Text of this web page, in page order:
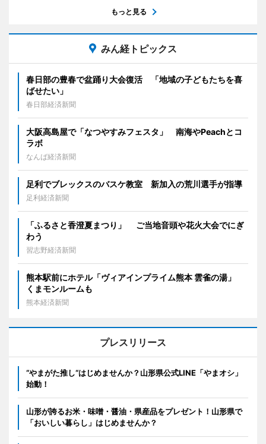
もっと見る
みん経トピックス
春日部の豊春で盆踊り大会復活 「地域の子どもたちを喜
ばせたい」
春日部経済新聞
大阪高島屋で「なつやすみフェスタ」 南海やPeachとコ
ラボ
なんば経済新聞
足利でブレックスのバスケ教室 新加入の荒川選手が指導
足利経済新聞
「ふるさと香澄夏まつり」 ご当地音頭や花火大会でにぎ
わう
習志野経済新聞
熊本駅前にホテル「ヴィアインプライム熊本 雲雀の湯」
くまモンルームも
熊本経済新聞
プレスリリース
“やまがた推し“はじめませんか？山形県公式LINE「やまオシ」
始動！
山形が誇るお米・味噌・醤油・県産品をプレゼント！山形県で
「おいしい暮らし」はじめませんか？